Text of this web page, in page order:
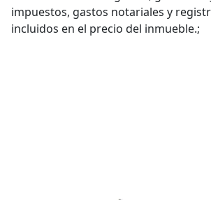
impuestos, gastos notariales y
incluidos en el precio del inmueble.;